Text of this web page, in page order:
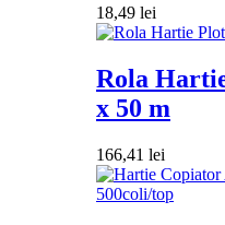
18,49 lei
Rola
x 50 m
166,41 lei